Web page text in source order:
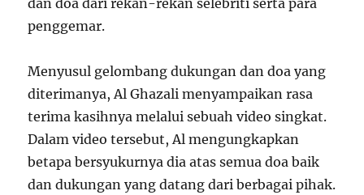
dan doa dari rekan-rekan selebriti serta para
penggemar.
Menyusul gelombang dukungan dan doa yang
diterimanya, Al Ghazali menyampaikan rasa
terima kasihnya melalui sebuah video singkat.
Dalam video tersebut, Al mengungkapkan
betapa bersyukurnya dia atas semua doa baik
dan dukungan yang datang dari berbagai pihak.